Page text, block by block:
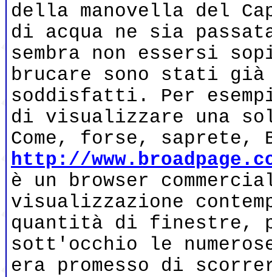
della manovella del
di acqua ne sia
sembra non essersi
brucare sono stati
soddisfatti. Per
di visualizzare una
Come, forse, saprete,
http://
è un browser
visualizzazione
quantità di finestre,
sott'occhio le
era promesso di